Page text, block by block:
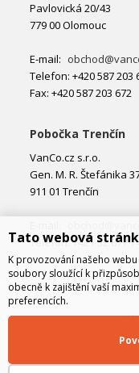
Pavlovická 20/43
779 00 Olomouc
E-mail:
Telefon: +420 587 203
Fax: +420 587 203 672
Pobočka Trenčín
VanCo.cz s.r.o.
Gen. M. R. Štefánika
911 01 Trenčín
Telefon: +421 32 877
Tato webová
K provozování našeho
soubory sloužící k
obecně k zajištění vaší
preferencích.